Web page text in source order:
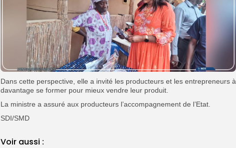
Dans cette perspective, elle a invité les producteurs et les entrepreneurs à
davantage se former pour mieux vendre leur produit.
La ministre a assuré aux producteurs l’accompagnement de l’Etat.
SDI/SMD
Voir aussi :